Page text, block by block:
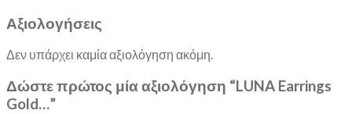
Αξιολογήσεις
Δεν υπάρχει καμία αξιολόγηση ακόμη.
Δώστε πρώτος μία αξιολόγηση “LUNA Earrings
Gold…”